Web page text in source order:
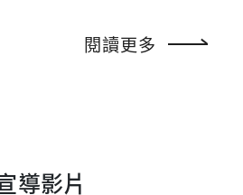
蔬菜計算。 一拳全穀雜糧 每餐
、油脂與醬汁，外食時尤其要注
務必請禁食8小時 3.林口校區體
閱讀更多
導影片